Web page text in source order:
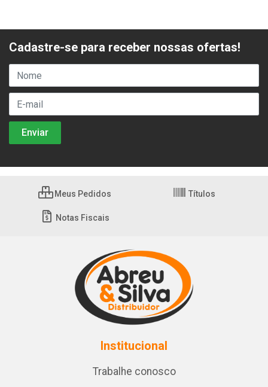
Cadastre-se para receber nossas ofertas!
Meus Pedidos Títulos
Notas Fiscais
Institucional
Trabalhe conosco